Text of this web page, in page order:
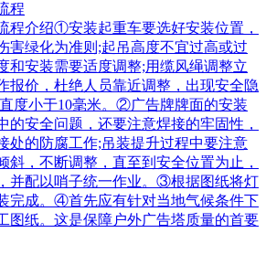
程
程介绍①安装起重车要选好安装位置，
害绿化为准则;起吊高度不宜过高或过
和安装需要适度调整;用缆风绳调整立
报价，杜绝人员靠近调整，出现安全隐
度小于10毫米。②广告牌牌面的安装
的安全问题，还要注意焊接的牢固性，
处的防腐工作;吊装提升过程中要注意
斜，不断调整，直至到安全位置为止，
并配以哨子统一作业。③根据图纸将灯
完成。④首先应有针对当地气候条件下
图纸。这是保障户外广告塔质量的首要